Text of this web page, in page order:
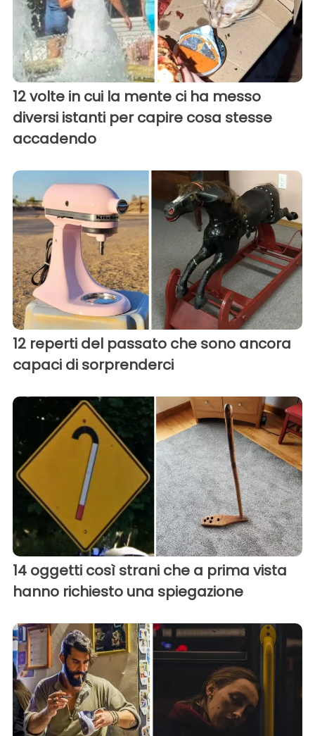
12 volte in cui la mente ci ha messo
diversi istanti per capire cosa stesse
accadendo
12 reperti del passato che sono ancora
capaci di sorprenderci
14 oggetti così strani che a prima vista
hanno richiesto una spiegazione